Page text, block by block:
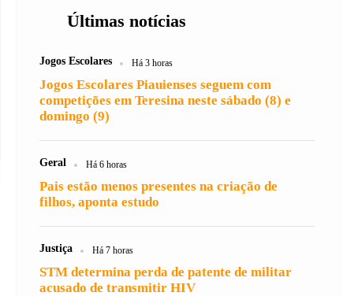
Últimas notícias
Jogos Escolares Há 3 horas
Jogos Escolares Piauienses seguem com
competições em Teresina neste sábado (8) e
domingo (9)
Geral Há 6 horas
Pais estão menos presentes na criação de
filhos, aponta estudo
Justiça Há 7 horas
STM determina perda de patente de militar
acusado de transmitir HIV